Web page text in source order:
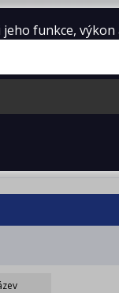
Kontakty
funkce,